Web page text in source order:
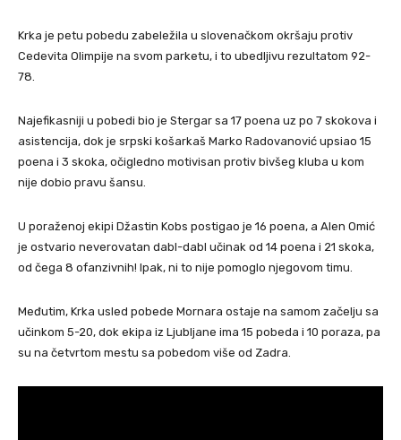
Krka je petu pobedu zabeležila u slovenačkom okršaju protiv
Cedevita Olimpije na svom parketu, i to ubedljivu rezultatom 92-
78.
Najefikasniji u pobedi bio je Stergar sa 17 poena uz po 7 skokova i
asistencija, dok je srpski košarkaš Marko Radovanović upsiao 15
poena i 3 skoka, očigledno motivisan protiv bivšeg kluba u kom
nije dobio pravu šansu.
U poraženoj ekipi Džastin Kobs postigao je 16 poena, a Alen Omić
je ostvario neverovatan dabl-dabl učinak od 14 poena i 21 skoka,
od čega 8 ofanzivnih! Ipak, ni to nije pomoglo njegovom timu.
Međutim, Krka usled pobede Mornara ostaje na samom začelju sa
učinkom 5-20, dok ekipa iz Ljubljane ima 15 pobeda i 10 poraza, pa
su na četvrtom mestu sa pobedom više od Zadra.